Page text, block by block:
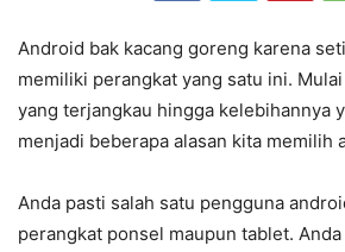
Android bak kacang goreng karena
memiliki perangkat yang satu ini.
yang terjangkau hingga kelebihannya
menjadi beberapa alasan kita memilih
Anda pasti salah satu pengguna
perangkat ponsel maupun tablet.